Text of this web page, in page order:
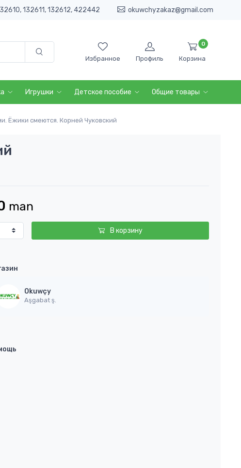
132611, 132612, 422442 okuwchyzakaz@gmail.com
Избранное Профиль
0
Корзина
Игрушки Детское пособие Общие товары
Ёжики смеются. Корней Чуковский
man
В корзину
Okuwçy
Aşgabat ş.